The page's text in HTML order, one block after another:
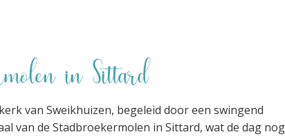
in Sittard
van Sweikhuizen, begeleid door een swingend
van de Stadbroekermolen in Sittard, wat de dag nog